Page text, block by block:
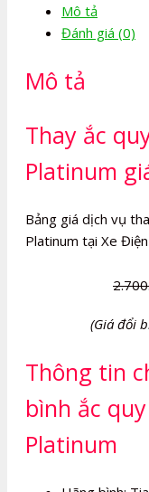
điện
Platinum
lượng
Mô tả
Đánh giá (0)
Mô tả
Thay ắc
Platinum
Bảng giá dịch vụ
Platinum tại Xe
(Giá đổi
Thông tin
bình ắc
Platinum